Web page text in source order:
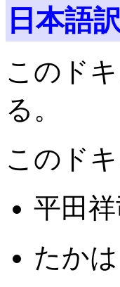
日本語訳
このド
る。
このド
平田
たか